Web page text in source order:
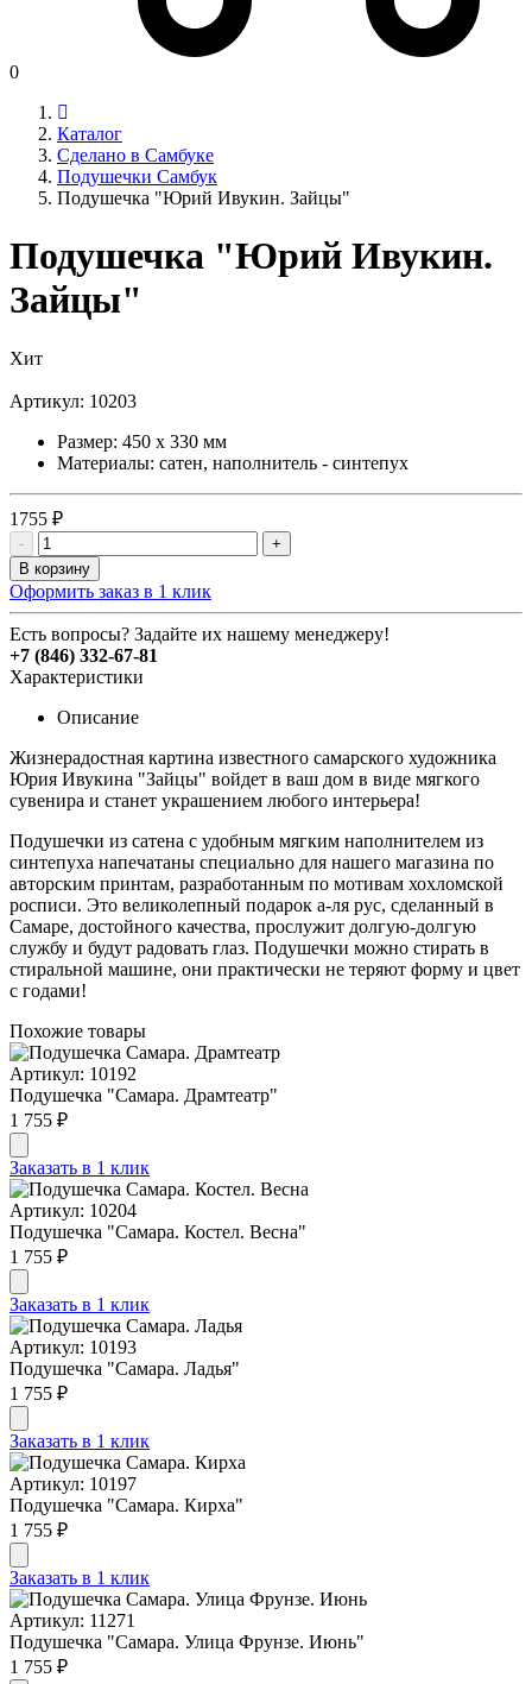
0
Каталог
Сделано в Самбуке
Подушечки Самбук
Подушечка "Юрий Ивукин. Зайцы"
Подушечка "Юрий Ивукин.
Зайцы"
Хит
Артикул: 10203
Размер: 450 x 330 мм
Материалы: сатен, наполнитель - синтепух
1755 ₽
-
+
В корзину
Оформить заказ в 1 клик
Есть вопросы? Задайте их нашему менеджеру!
+7 (846) 332-67-81
Характеристики
Описание
Жизнерадостная картина известного самарского художника
Юрия Ивукина "Зайцы" войдет в ваш дом в виде мягкого
сувенира и станет украшением любого интерьера!
Подушечки из сатена с удобным мягким наполнителем из
синтепуха напечатаны специально для нашего магазина по
авторским принтам, разработанным по мотивам хохломской
росписи. Это великолепный подарок а-ля рус, сделанный в
Самаре, достойного качества, прослужит долгую-долгую
службу и будут радовать глаз. Подушечки можно стирать в
стиральной машине, они практически не теряют форму и цвет
с годами!
Похожие товары
Артикул: 10192
Подушечка "Самара. Драмтеатр"
1 755 ₽
Заказать в 1 клик
Артикул: 10204
Подушечка "Самара. Костел. Весна"
1 755 ₽
Заказать в 1 клик
Артикул: 10193
Подушечка "Самара. Ладья"
1 755 ₽
Заказать в 1 клик
Артикул: 10197
Подушечка "Самара. Кирха"
1 755 ₽
Заказать в 1 клик
Артикул: 11271
Подушечка "Самара. Улица Фрунзе. Июнь"
1 755 ₽